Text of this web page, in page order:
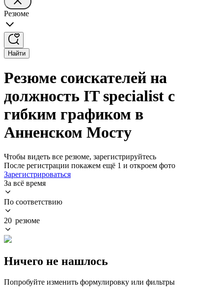
Резюме
Найти
Резюме соискателей на
должность IT specialist с
гибким графиком в
Анненском Мосту
Чтобы видеть все резюме, зарегистрируйтесь
После регистрации покажем ещё 1 и откроем фото
Зарегистрироваться
За всё время
По соответствию
20 резюме
Ничего не нашлось
Попробуйте изменить формулировку или фильтры